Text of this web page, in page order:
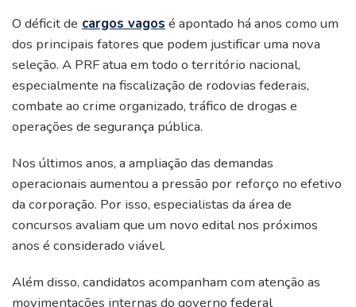
O déficit de cargos vagos é apontado há anos como um
dos principais fatores que podem justificar uma nova
seleção. A PRF atua em todo o território nacional,
especialmente na fiscalização de rodovias federais,
combate ao crime organizado, tráfico de drogas e
operações de segurança pública.
Nos últimos anos, a ampliação das demandas
operacionais aumentou a pressão por reforço no efetivo
da corporação. Por isso, especialistas da área de
concursos avaliam que um novo edital nos próximos
anos é considerado viável.
Além disso, candidatos acompanham com atenção as
movimentações internas do governo federal